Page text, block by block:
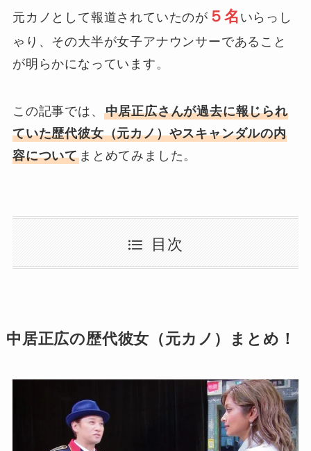
元カノとして報道されていたのが ５名 いらっし
ゃり、その大半が女子アナウンサーであること
が明らかになっています。
この記事では、 中居正広さんが過去に報じられ
ていた歴代彼女（元カノ）やスキャンダルの内
容についてまとめてみました。
目次
中居正広の歴代彼女（元カノ）まとめ！